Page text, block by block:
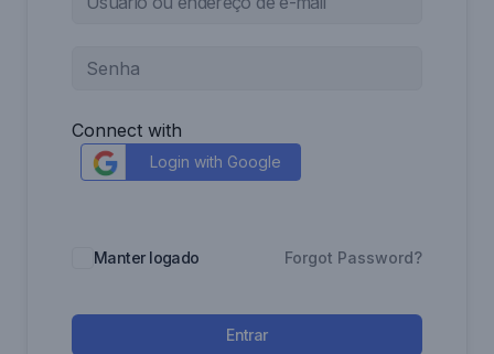
Connect with
Login with Google
Manter logado Forgot Password?
Entrar